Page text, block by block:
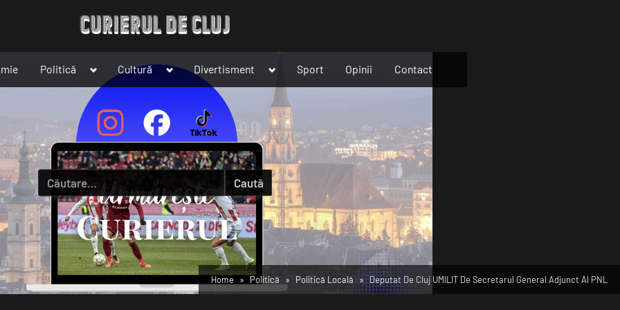
Politică
Toggle
sub-
menu
Cultură
Toggle
menu
Divertisment
Toggle
menu
Sport Opinii Contact
Caută
după:
Home Politică Politică Locală Deputat De Cluj UMILIT De Secretarul General Adjunct Al PNL